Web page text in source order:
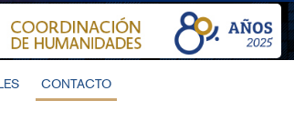
CONTACTO